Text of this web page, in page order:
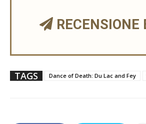
RECENSIONE
TAGS Dance of Death: Du Lac and Fey